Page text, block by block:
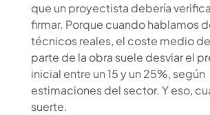
que un proyectista debería
firmar. Porque cuando hablamos
técnicos reales, el coste medio
parte de la obra suele desviar el
inicial entre un 15 y un 25%, según
estimaciones del sector. Y eso,
suerte.